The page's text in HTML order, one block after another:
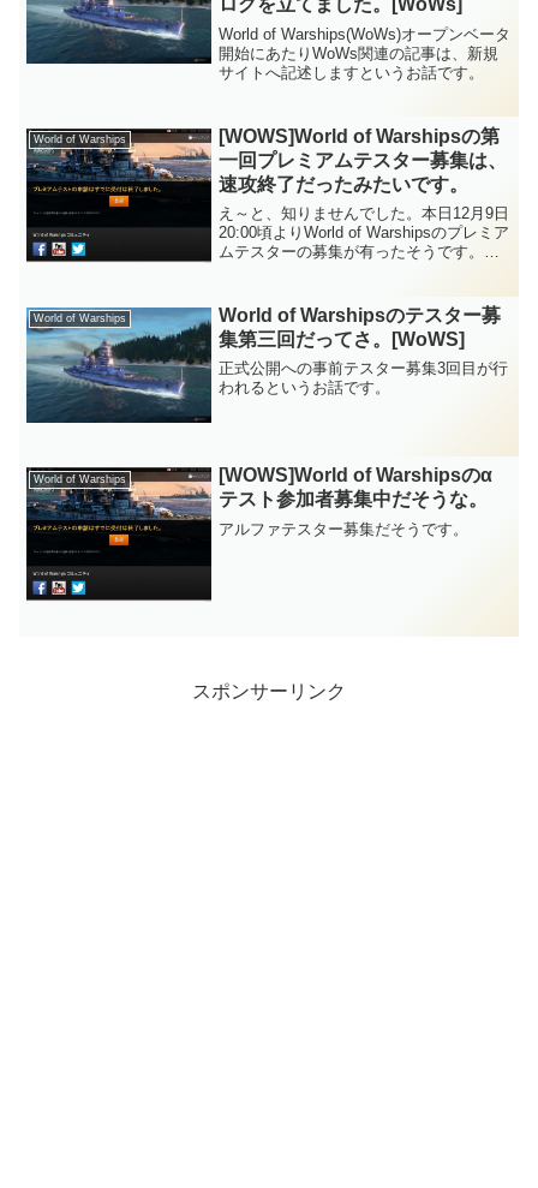
ログを立てました。[WoWs]
World of Warships(WoWs)オープンベータ
開始にあたりWoWs関連の記事は、新規
サイトへ記述しますというお話です。
World of Warships
[WOWS]World of Warshipsの第
一回プレミアムテスター募集は、
速攻終了だったみたいです。
え～と、知りませんでした。本日12月9日
20:00頃よりWorld of Warshipsのプレミア
ムテスターの募集が有ったそうです。実
Wargaming.net...
World of Warships
World of Warshipsのテスター募
集第三回だってさ。[WoWS]
正式公開への事前テスター募集3回目が行
われるというお話です。
World of Warships
[WOWS]World of Warshipsのα
テスト参加者募集中だそうな。
アルファテスター募集だそうです。
スポンサーリンク